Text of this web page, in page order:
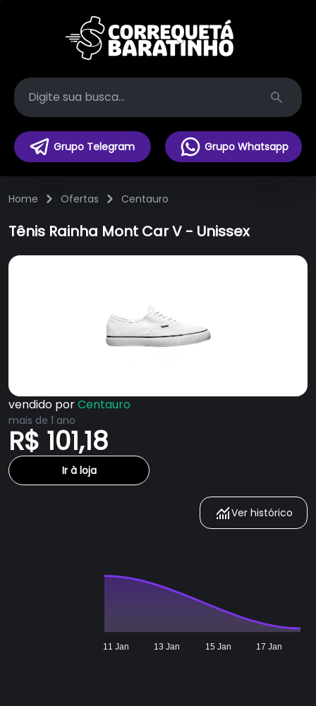
Search
Grupo Telegram Grupo Whatsapp
Home Ofertas Centauro
Tênis Rainha Mont Car V - Unissex
vendido porCentauro
mais de 1 ano
R$ 101,18
Ir à loja
Ver histórico
11 Jan 13 Jan 15 Jan 17 Jan